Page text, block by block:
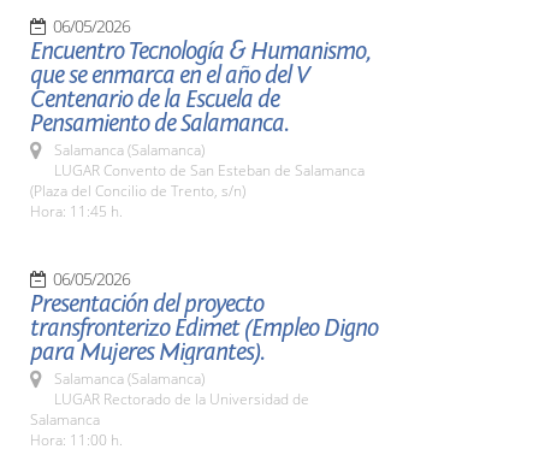
06/05/2026
Encuentro Tecnología & Humanismo,
que se enmarca en el año del V
Centenario de la Escuela de
Pensamiento de Salamanca.
Salamanca (Salamanca)
LUGAR Convento de San Esteban de Salamanca
(Plaza del Concilio de Trento, s/n)
Hora: 11:45 h.
06/05/2026
Presentación del proyecto
transfronterizo Edimet (Empleo Digno
para Mujeres Migrantes).
Salamanca (Salamanca)
LUGAR Rectorado de la Universidad de
Salamanca
Hora: 11:00 h.